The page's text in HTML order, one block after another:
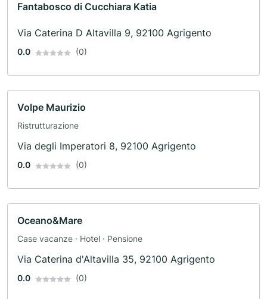
Fantabosco di Cucchiara Katia
Via Caterina D Altavilla 9, 92100 Agrigento
0.0 (0)
Volpe Maurizio
Ristrutturazione
Via degli Imperatori 8, 92100 Agrigento
0.0 (0)
Oceano&Mare
Case vacanze · Hotel · Pensione
Via Caterina d'Altavilla 35, 92100 Agrigento
0.0 (0)